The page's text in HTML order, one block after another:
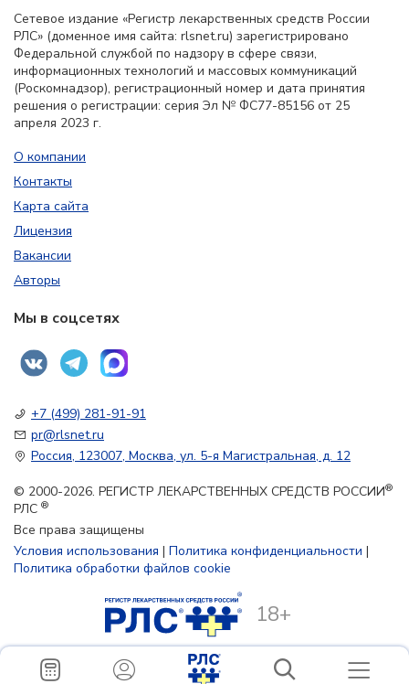
Сетевое издание «Регистр лекарственных средств России
РЛС» (доменное имя сайта: rlsnet.ru) зарегистрировано
Федеральной службой по надзору в сфере связи,
информационных технологий и массовых коммуникаций
(Роскомнадзор), регистрационный номер и дата принятия
решения о регистрации: серия Эл № ФС77-85156 от 25
апреля 2023 г.
О компании
Контакты
Карта сайта
Лицензия
Вакансии
Авторы
Мы в соцсетях
+7 (499) 281-91-91
pr@rlsnet.ru
Россия, 123007, Москва, ул. 5-я Магистральная, д. 12
© 2000-2026. РЕГИСТР ЛЕКАРСТВЕННЫХ СРЕДСТВ РОССИИ®
РЛС ®
Все права защищены
Условия использования | Политика конфиденциальности |
Политика обработки файлов cookie
18+